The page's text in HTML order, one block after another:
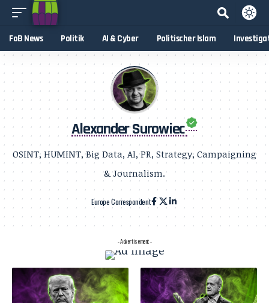
FoB News Politik AI & Cyber Politischer Islam
Alexander Surowiec
OSINT, HUMINT, Big Data, AI, PR, Strategy, Campaigning
& Journalism.
Europe Correspondent
- Advertisement -